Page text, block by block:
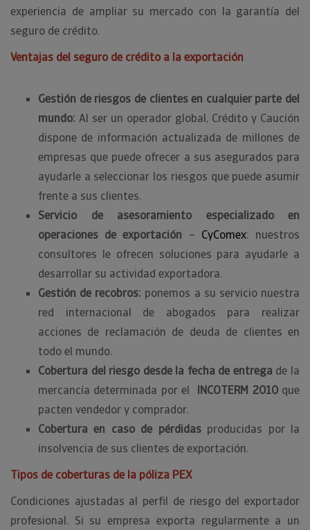
experiencia de ampliar su mercado con la garantía del
seguro de crédito.
Ventajas del seguro de crédito a la exportación
Gestión de riesgos de clientes en cualquier parte del
mundo: Al ser un operador global, Crédito y Caución
dispone de información actualizada de millones de
empresas que puede ofrecer a sus asegurados para
ayudarle a seleccionar los riesgos que puede asumir
frente a sus clientes.
Servicio de asesoramiento especializado en
operaciones de exportación – CyComex: nuestros
consultores le ofrecen soluciones para ayudarle a
desarrollar su actividad exportadora.
Gestión de recobros: ponemos a su servicio nuestra
red internacional de abogados para realizar
acciones de reclamación de deuda de clientes en
todo el mundo.
Cobertura del riesgo desde la fecha de entrega de la
mercancía determinada por el
INCOTERM 2010que
pacten vendedor y comprador.
Cobertura en caso de pérdidasproducidas por la
insolvencia de sus clientes de exportación.
Tipos de coberturas de la póliza PEX
Condiciones ajustadas al perfil de riesgo del exportador
profesional. Si su empresa exporta regularmente a un